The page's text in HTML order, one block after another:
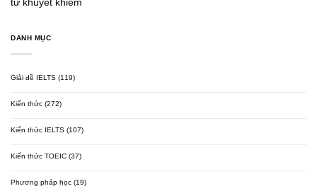
DANH MỤC
Giải đề IELTS (119)
Kiến thức (272)
Kiến thức IELTS (107)
Kiến thức TOEIC (37)
Phương pháp học (19)